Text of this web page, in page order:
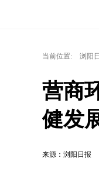
当前位置: 浏阳
营商
健发
来源：浏阳日报